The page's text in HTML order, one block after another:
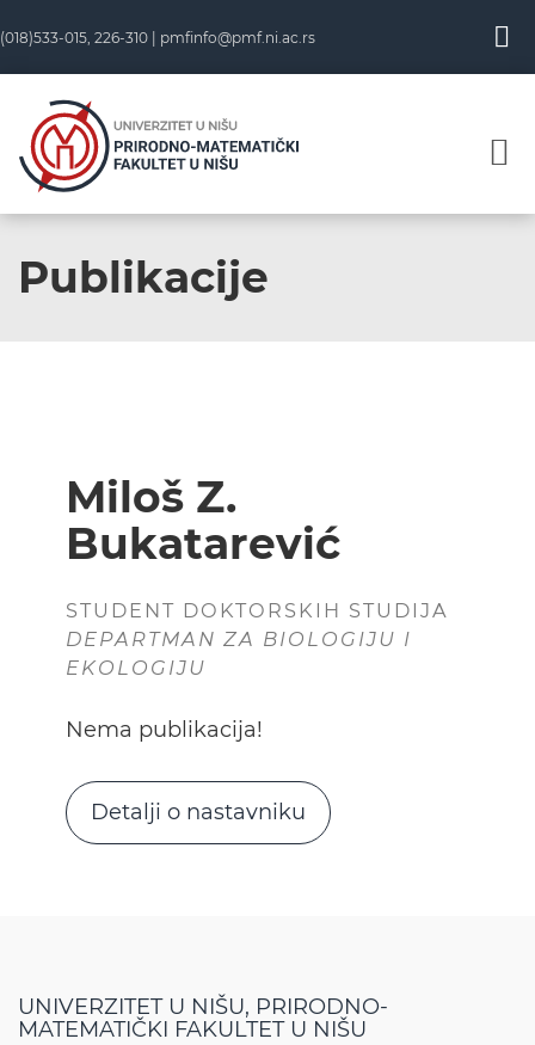
(018)533-015, 226-310 | pmfinfo@pmf.ni.ac.rs
Publikacije
Miloš Z.
Bukatarević
STUDENT DOKTORSKIH STUDIJA
DEPARTMAN ZA BIOLOGIJU I
EKOLOGIJU
Nema publikacija!
Detalji o nastavniku
UNIVERZITET U NIŠU, PRIRODNO-
MATEMATIČKI FAKULTET U NIŠU